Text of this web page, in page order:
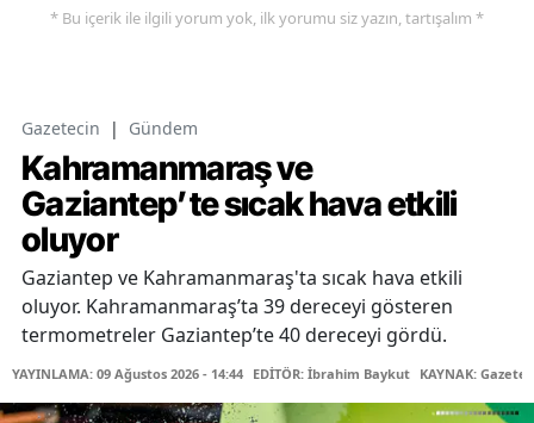
* Bu içerik ile ilgili yorum yok, ilk yorumu siz yazın, tartışalım *
Gazetecin | Gündem
Kahramanmaraş ve
Gaziantep’te sıcak hava etkili
oluyor
Gaziantep ve Kahramanmaraş'ta sıcak hava etkili
oluyor. Kahramanmaraş’ta 39 dereceyi gösteren
termometreler Gaziantep’te 40 dereceyi gördü.
YAYINLAMA: 09 Ağustos 2026 - 14:44 EDİTÖR: İbrahim Baykut KAYNAK: